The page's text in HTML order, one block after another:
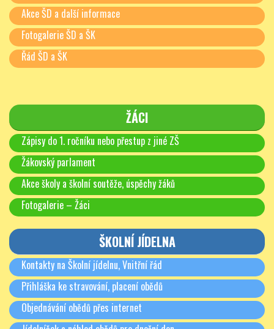
Akce ŠD a další informace
Fotogalerie ŠD a ŠK
Řád ŠD a ŠK
ŽÁCI
Zápisy do 1. ročníku nebo přestup z jiné ZŠ
Žákovský parlament
Akce školy a školní soutěže, úspěchy žáků
Fotogalerie – Žáci
ŠKOLNÍ JÍDELNA
Kontakty na Školní jídelnu, Vnitřní řád
Přihláška ke stravování, placení obědů
Objednávání obědů přes internet